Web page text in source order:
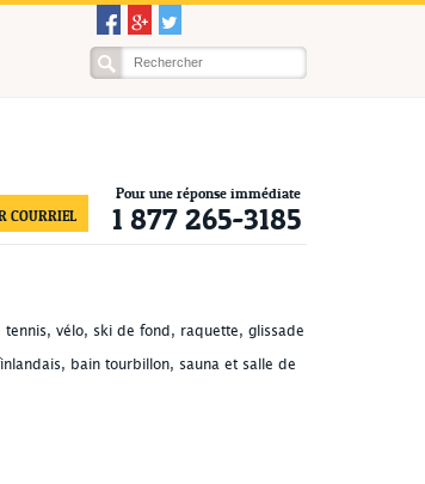
Pour une réponse immédiate
1 877 265-3185
COURRIEL
vélo, ski de fond, raquette, glissade
bain tourbillon, sauna et salle de